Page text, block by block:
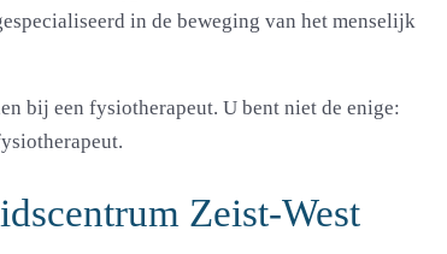
in de beweging van het menselijk
bij een fysiotherapeut. U bent niet de enige:
Zeist-West